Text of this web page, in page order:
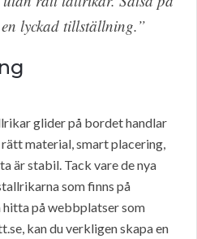
lyckad tillställning.”
glider på bordet handlar
material, smart placering,
är stabil. Tack vare de nya
som finns på
hitta på webbplatser som
kan du verkligen skapa en